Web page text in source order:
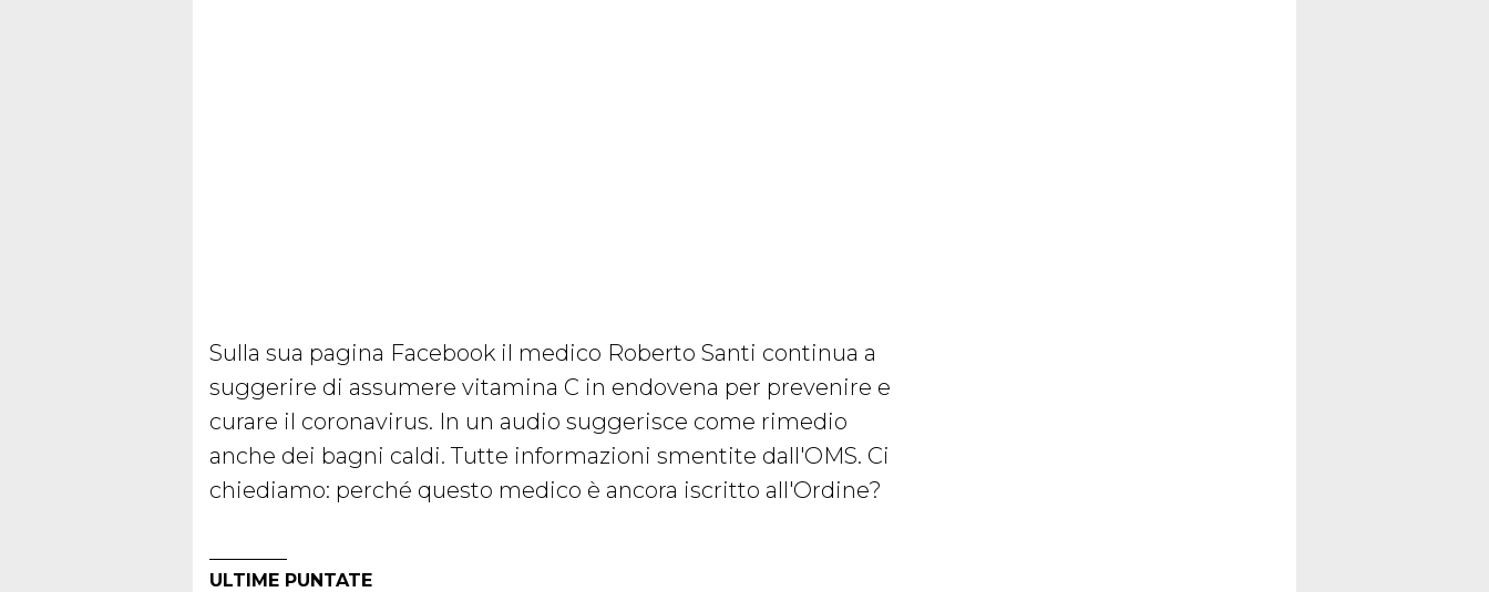
Sulla sua pagina Facebook il medico Roberto Santi continua a
suggerire di assumere vitamina C in endovena per prevenire e
curare il coronavirus. In un audio suggerisce come rimedio
anche dei bagni caldi. Tutte informazioni smentite dall'OMS. Ci
chiediamo: perché questo medico è ancora iscritto all'Ordine?
ULTIME PUNTATE